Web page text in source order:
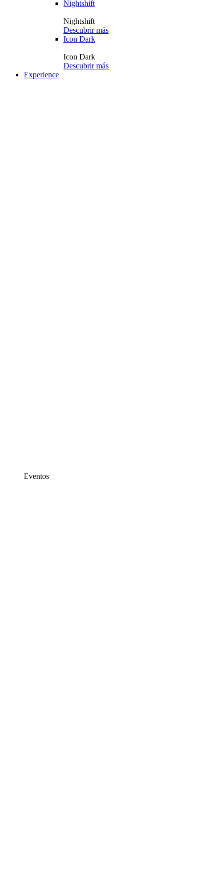
Nightshift
Nightshift
Descubrir más
Icon Dark
Icon Dark
Descubrir más
Experience
Eventos